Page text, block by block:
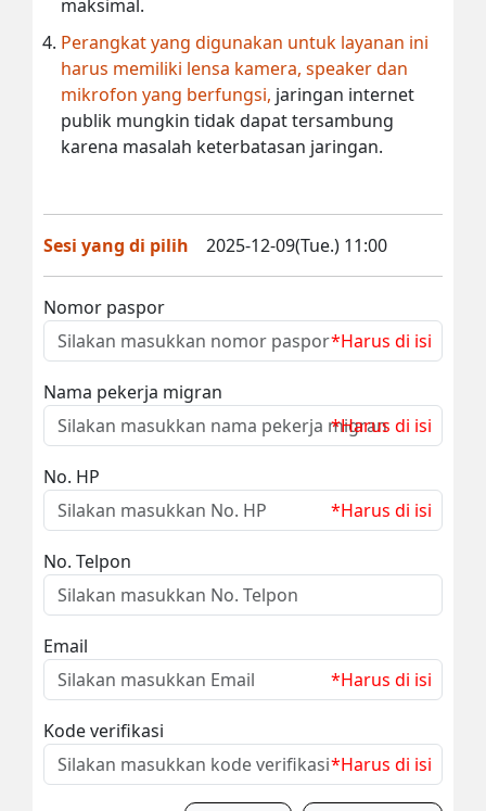
maksimal.
Perangkat yang digunakan untuk layanan ini
harus memiliki lensa kamera, speaker dan
mikrofon yang berfungsi, jaringan internet
publik mungkin tidak dapat tersambung
karena masalah keterbatasan jaringan.
Sesi yang di pilih 2025-12-09(Tue.) 11:00
Nomor paspor
*Harus di isi
Nama pekerja migran
*Harus di isi
No. HP
*Harus di isi
No. Telpon
Email
*Harus di isi
Kode verifikasi
*Harus di isi